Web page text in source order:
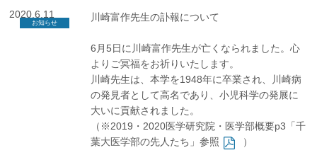
2020.6.11
お知らせ 川崎富作先生の訃報について
6月5日に川崎富作先生が亡くなられました。心
よりご冥福をお祈りいたします。
川崎先生は、本学を1948年に卒業され、川崎病
の発見者として高名であり、小児科学の発展に
大いに貢献されました。
（ ※2019・2020医学研究院・医学部概要p3「千
葉大医学部の先人たち」参照
）